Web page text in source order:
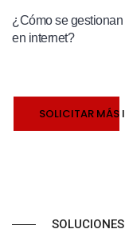
¿Cómo se
en internet?
SOLICITAR MÁS